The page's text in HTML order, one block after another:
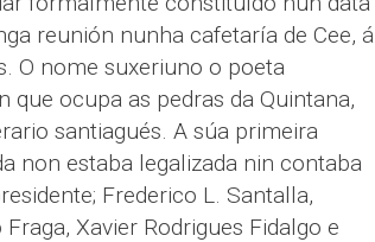
reunión nunha cafetaría de Cee, á
O nome suxeriuno o poeta
que ocupa as pedras da Quintana,
santiagués. A súa primeira
non estaba legalizada nin contaba
Frederico L. Santalla,
Xavier Rodrigues Fidalgo e